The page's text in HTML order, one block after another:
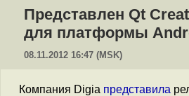
Представлен Qt
для платформы
08.11.2012 16:47 (MSK)
Компания Digia представила